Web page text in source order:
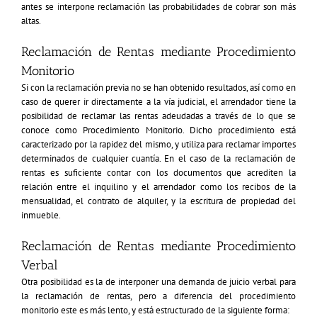
antes se interpone reclamación las probabilidades de cobrar son más
altas.
Reclamación de Rentas mediante Procedimiento
Monitorio
Si con la reclamación previa no se han obtenido resultados, así como en
caso de querer ir directamente a la vía judicial, el arrendador tiene la
posibilidad de reclamar las rentas adeudadas a través de lo que se
conoce como Procedimiento Monitorio. Dicho procedimiento está
caracterizado por la rapidez del mismo, y utiliza para reclamar importes
determinados de cualquier cuantía. En el caso de la reclamación de
rentas es suficiente contar con los documentos que acrediten la
relación entre el inquilino y el arrendador como los recibos de la
mensualidad, el contrato de alquiler, y la escritura de propiedad del
inmueble.
Reclamación de Rentas mediante Procedimiento
Verbal
Otra posibilidad es la de interponer una demanda de juicio verbal para
la reclamación de rentas, pero a diferencia del procedimiento
monitorio este es más lento, y está estructurado de la siguiente forma: